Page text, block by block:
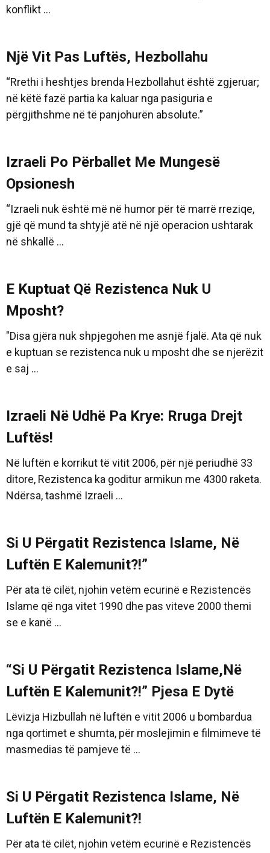
konflikt ...
Një Vit Pas Luftës, Hezbollahu
“Rrethi i heshtjes brenda Hezbollahut është zgjeruar;
në këtë fazë partia ka kaluar nga pasiguria e
përgjithshme në të panjohurën absolute.”
Izraeli Po Përballet Me Mungesë
Opsionesh
“Izraeli nuk është më në humor për të marrë rreziqe,
gjë që mund ta shtyjë atë në një operacion ushtarak
në shkallë ...
E Kuptuat Që Rezistenca Nuk U
Mposht?
"Disa gjëra nuk shpjegohen me asnjë fjalë. Ata që nuk
e kuptuan se rezistenca nuk u mposht dhe se njerëzit
e saj ...
Izraeli Në Udhë Pa Krye: Rruga Drejt
Luftës!
Në luftën e korrikut të vitit 2006, për një periudhë 33
ditore, Rezistenca ka goditur armikun me 4300 raketa.
Ndërsa, tashmë Izraeli ...
Si U Përgatit Rezistenca Islame, Në
Luftën E Kalemunit?!”
Për ata të cilët, njohin vetëm ecurinë e Rezistencës
Islame që nga vitet 1990 dhe pas viteve 2000 themi
se e kanë ...
“Si U Përgatit Rezistenca Islame,Në
Luftën E Kalemunit?!” Pjesa E Dytë
Lëvizja Hizbullah në luftën e vitit 2006 u bombardua
nga qortimet e shumta, për moslejimin e filmimeve të
masmedias të pamjeve të ...
Si U Përgatit Rezistenca Islame, Në
Luftën E Kalemunit?!
Për ata të cilët, njohin vetëm ecurinë e Rezistencës